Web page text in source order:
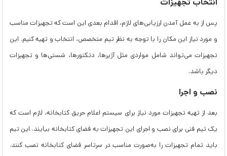
انتخاب تجهیزات
پس ‌از به عمل آمدن ارزیابی‌های لازم، اقدام بعدی این است که تجهیزات مناسب
و مورد نیاز این مکان را با توجه به نظر تیم متخصص، انتخاب و تهیه کنیم. این
تجهیزات می‌‌تواند شامل مواردی مثل آژیرها، دتکتورها، شستی‌ها و تجهیزات
دیگر باشد.
نصب و اجرا
بعد از تهیه تجهیزات مورد نیاز برای سیستم اعلام حریق کتابخانه‌، لازم است که
یک تیم فنی برای نصب و اجرای این تجهیزات به فضای کتابخانه بیایند. این تیم
باید تمام تجهیزات را به‌صورت مناسب در سرتاسر فضای کتابخانه نصب کنند.